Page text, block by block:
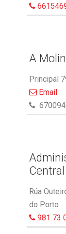
A
Principal
Email
Central
Rúa
do Porto
981 73